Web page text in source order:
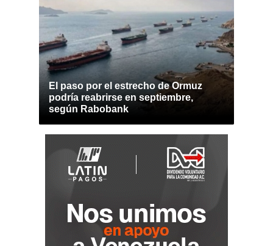
El paso por el estrecho de Ormuz
podría reabrirse en septiembre,
según Rabobank